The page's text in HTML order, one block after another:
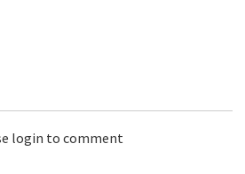
login to comment